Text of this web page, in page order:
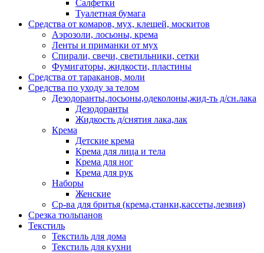
Салфетки
Туалетная бумага
Средства от комаров, мух, клещей, москитов
Аэрозоли, лосьоны, крема
Ленты и приманки от мух
Спирали, свечи, светильники, сетки
Фумигаторы, жидкости, пластины
Средства от тараканов, моли
Средства по уходу за телом
Дезодоранты,лосьоны,одеколоны,жид-ть д/сн.лака
Дезодоранты
Жидкость д/снятия лака,лак
Крема
Детские крема
Крема для лица и тела
Крема для ног
Крема для рук
Наборы
Женские
Ср-ва для бритья (крема,станки,кассеты,лезвия)
Срезка тюльпанов
Текстиль
Текстиль для дома
Текстиль для кухни